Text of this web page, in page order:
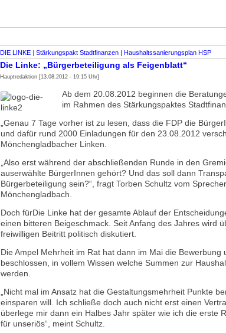
DIE LINKE | Stärkungspakt Stadt­finanzen | Haus­halts­sanierungsplan HSP
Die Linke: „Bürgerbeteiligung als Feigenblatt“
Hauptredaktion [13.08.2012 - 19:15 Uhr]
Ab dem 20.08.2012 beginnen die
im Rahmen des Stärkungspaktes
„Genau 7 Tage vorher ist zu lesen, dass die FDP die
und dafür rund 2000 Einladungen für den 23.08.2012
Mönchengladbacher Linken.
„Also erst während der abschließenden Runde in den
auserwählte BürgerInnen gehört? Und das soll dann
Bürgerbeteiligung sein?“, fragt Torben Schultz vom
Mönchengladbach.
Doch fürDie Linke hat der gesamte Ablauf der
einen bitteren Beigeschmack. Seit Anfang des Jahres wird
freiwilligen Beitritt politisch diskutiert.
Die Ampel Mehrheit im Rat hat dann im Mai die Bewerbung
beschlossen, in vollem Wissen welche Summen zur
werden.
„Nicht mal im Ansatz hat die Gestaltungsmehrheit Punkte
einsparen will. Ich schließe doch auch nicht erst einen
überlege mir dann ein Halbes Jahr später wie ich die erste
für unseriös“, meint Schultz.